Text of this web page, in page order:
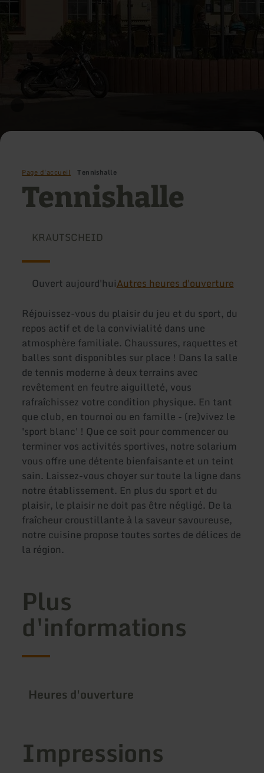
Page d'accueil Tennishalle
Tennishalle
KRAUTSCHEID
Ouvert aujourd'huiAutres heures d'ouverture
Réjouissez-vous du plaisir du jeu et du sport, du
repos actif et de la convivialité dans une
atmosphère familiale. Chaussures, raquettes et
balles sont disponibles sur place ! Dans la salle
de tennis moderne à deux terrains avec
revêtement en feutre aiguilleté, vous
rafraîchissez votre condition physique. En tant
que club, en tournoi ou en famille - (re)vivez le
'sport blanc' ! Que ce soit pour commencer ou
terminer vos activités sportives, notre solarium
vous offre une détente bienfaisante et un teint
sain. Laissez-vous choyer sur toute la ligne dans
notre établissement. En plus du sport et du
plaisir, le plaisir ne doit pas être négligé. De la
fraîcheur croustillante à la saveur savoureuse,
notre cuisine propose toutes sortes de délices de
la région.
Plus
d'informations
Heures d'ouverture
Impressions